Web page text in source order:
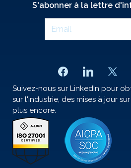
S'abonner à la lettre
Suivez-nous sur LinkedIn pour
sur l'industrie, des mises à jour
plus encore.